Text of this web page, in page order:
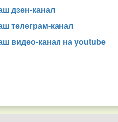
дзен-канал
телеграм-канал
видео-канал на youtube